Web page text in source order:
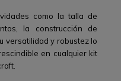
como la talla de
la construcción de
versatilidad y robustez lo
en cualquier kit